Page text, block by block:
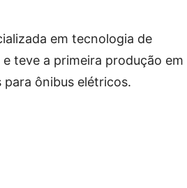
em tecnologia de
teve a primeira produção em
ônibus elétricos.